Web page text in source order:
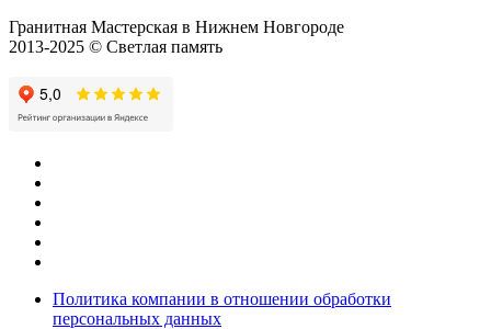
Гранитная Мастерская в Нижнем Новгороде
2013-2025 © Светлая память
Политика компании в отношении обработки
персональных данных